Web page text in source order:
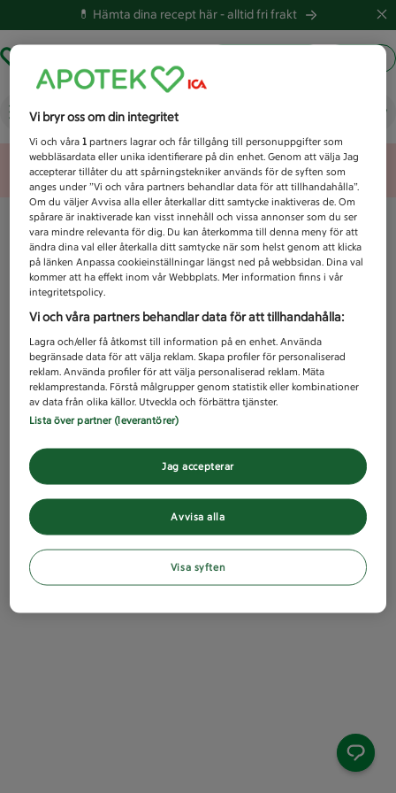
💊 Hämta dina recept här -alltid fri frakt
Vad letar du efter idag?
Unknown error
Vi bryr oss om din integritet
Vi och våra1 partners lagrar och får tillgång till personuppgifter som
webbläsardata eller unika identifierare på din enhet. Genom att välja Jag
accepterar tillåter du att spårningstekniker används för de syften som
anges under ”Vi och våra partners behandlar data för att tillhandahålla”.
Om du väljer Avvisa alla eller återkallar ditt samtycke inaktiveras de. Om
spårare är inaktiverade kan visst innehåll och vissa annonser som du ser
vara mindre relevanta för dig. Du kan återkomma till denna meny för att
ändra dina val eller återkalla ditt samtycke när som helst genom att klicka
på länken Anpassa cookieinställningar längst ned på webbsidan. Dina val
kommer att ha effekt inom vår Webbplats. Mer information finns i vår
integritetspolicy.
Vi och våra partners behandlar data för att tillhandahålla:
Lagra och/eller få åtkomst till information på en enhet. Använda
begränsade data för att välja reklam. Skapa profiler för personaliserad
reklam. Använda profiler för att välja personaliserad reklam. Mäta
reklamprestanda. Förstå målgrupper genom statistik eller kombinationer
av data från olika källor. Utveckla och förbättra tjänster.
Lista över partner (leverantörer)
Avvisa alla
Jag accepterar
Visa syften